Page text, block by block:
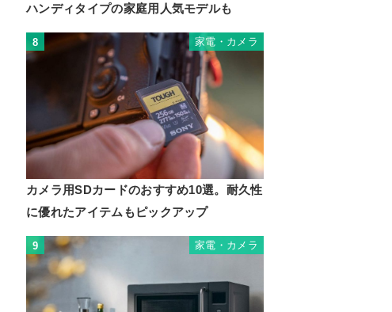
ハンディタイプの家庭用人気モデルも
8 家電・カメラ
カメラ用SDカードのおすすめ10選。耐久性
に優れたアイテムもピックアップ
9 家電・カメラ